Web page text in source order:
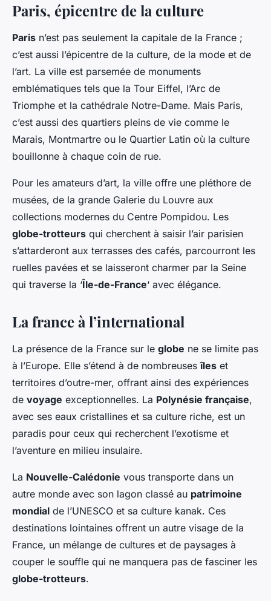
Paris, épicentre de la culture
Paris n’est pas seulement la capitale de la France ;
c’est aussi l’épicentre de la culture, de la mode et de
l’art. La ville est parsemée de monuments
emblématiques tels que la Tour Eiffel, l’Arc de
Triomphe et la cathédrale Notre-Dame. Mais Paris,
c’est aussi des quartiers pleins de vie comme le
Marais, Montmartre ou le Quartier Latin où la culture
bouillonne à chaque coin de rue.
Pour les amateurs d’art, la ville offre une pléthore de
musées, de la grande Galerie du Louvre aux
collections modernes du Centre Pompidou. Les
globe-trotteurs qui cherchent à saisir l’air parisien
s’attarderont aux terrasses des cafés, parcourront les
ruelles pavées et se laisseront charmer par la Seine
qui traverse la ‘Île-de-France‘ avec élégance.
La france à l’international
La présence de la France sur le globe ne se limite pas
à l’Europe. Elle s’étend à de nombreusesîles et
territoires d’outre-mer, offrant ainsi des expériences
de voyage exceptionnelles. La Polynésie française,
avec ses eaux cristallines et sa culture riche, est un
paradis pour ceux qui recherchent l’exotisme et
l’aventure en milieu insulaire.
La Nouvelle-Calédonie vous transporte dans un
autre monde avec son lagon classé au patrimoine
mondial de l’UNESCO et sa culture kanak. Ces
destinations lointaines offrent un autre visage de la
France, un mélange de cultures et de paysages à
couper le souffle qui ne manquera pas de fasciner les
globe-trotteurs.